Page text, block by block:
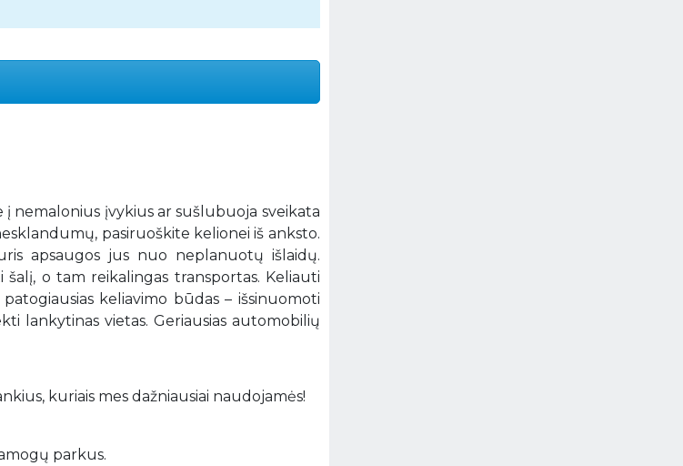
į nemalonius įvykius ar sušlubuoja sveikata
pasiruoškite kelionei iš anksto.
apsaugos jus nuo neplanuotų išlaidų.
o tam reikalingas transportas. Keliauti
keliavimo būdas – išsinuomoti
lankytinas vietas. Geriausias automobilių
kuriais mes dažniausiai naudojamės!
parkus.